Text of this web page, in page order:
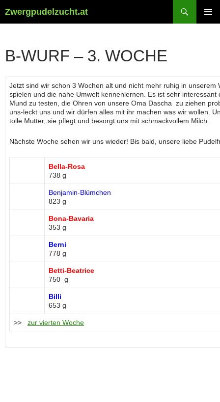
Zwergpudelzucht.at
B-WURF – 3. WOCHE
Jetzt sind wir schon 3 Wochen alt und nicht mehr ruhig in unserem
spielen und die nahe Umwelt kennenlernen. Es ist sehr
Mund zu testen, die Ohren von unsere Oma Dascha zu ziehen
uns-leckt uns und wir dürfen alles mit ihr machen was wir wollen.
tolle Mutter, sie pflegt und besorgt uns mit schmackvollem Milch.
Nächste Woche sehen wir uns wieder! Bis bald, unsere liebe
Bella-Rosa
738 g
Benjamin-Blümchen
823 g
Bona-Bavaria
353 g
Berni
778 g
Betti-Beatrice
750 g
Billi
653 g
>> zur vierten Woche